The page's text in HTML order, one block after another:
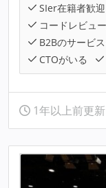
SIer在籍者歓迎
コードレビュ
B2Bのサービ
CTOがいる
1年以上前更新